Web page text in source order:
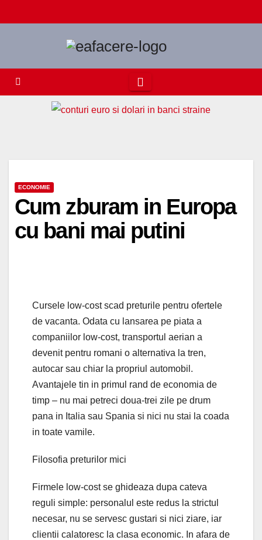
to
ECONOMIE
Cum zburam in Europa
cu bani mai putini
Cursele low-cost scad preturile pentru ofertele
de vacanta. Odata cu lansarea pe piata a
companiilor low-cost, transportul aerian a
devenit pentru romani o alternativa la tren,
autocar sau chiar la propriul automobil.
Avantajele tin in primul rand de economia de
timp – nu mai petreci doua-trei zile pe drum
pana in Italia sau Spania si nici nu stai la coada
in toate vamile.
Filosofia preturilor mici
Firmele low-cost se ghideaza dupa cateva
reguli simple: personalul este redus la strictul
necesar, nu se servesc gustari si nici ziare, iar
clientii calatoresc la clasa economic. In afara de